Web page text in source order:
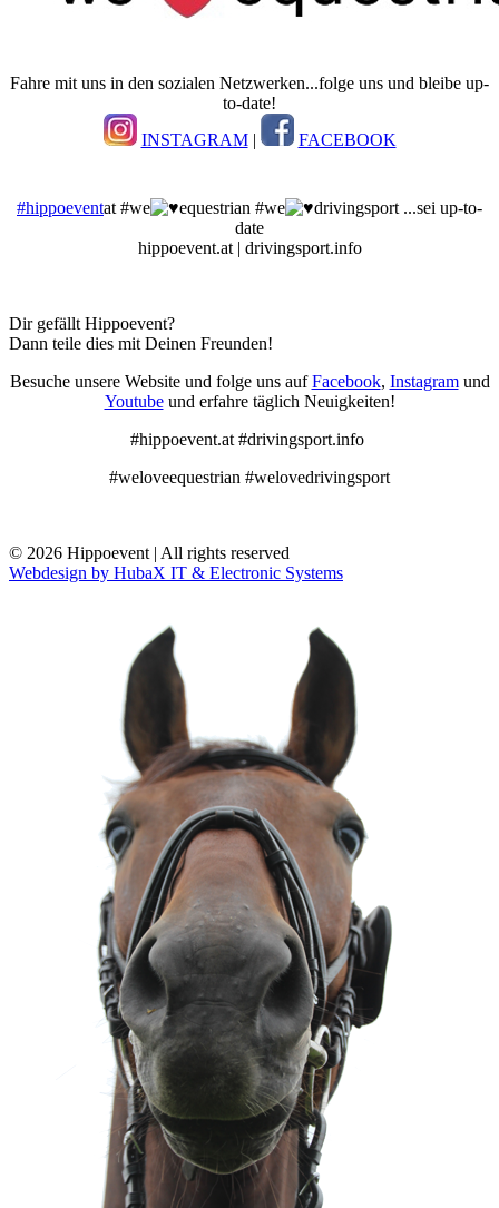
Fahre mit uns in den sozialen Netzwerken...folge uns und bleibe up-
to-date!
INSTAGRAM| FACEBOOK
#hippoeventat #we equestrian #we
drivingsport ...sei up-to-
date
hippoevent.at | drivingsport.info
Dir gefällt Hippoevent?
Dann teile dies mit Deinen Freunden!
Besuche unsere Website und folge uns aufFacebook, Instagramund
Youtubeund erfahre täglich Neuigkeiten!
#hippoevent.at #drivingsport.info
#weloveequestrian #welovedrivingsport
© 2026 Hippoevent | All rights reserved
Webdesign by HubaX IT & Electronic Systems